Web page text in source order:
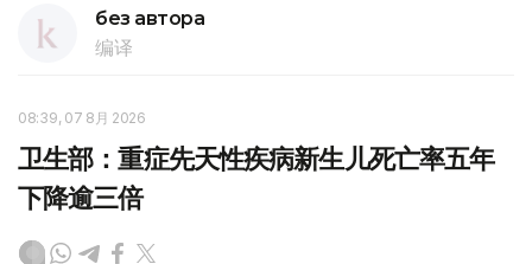
без автора
编译
08:39, 07 8月 2026
卫生部：重症先天性疾病新生儿死亡率五年
下降逾三倍